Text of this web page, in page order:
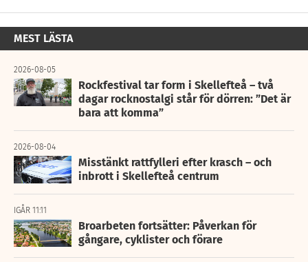
MEST LÄSTA
2026-08-05
Rockfestival tar form i Skellefteå – två
dagar rocknostalgi står för dörren: ”Det är
bara att komma”
2026-08-04
Misstänkt rattfylleri efter krasch – och
inbrott i Skellefteå centrum
IGÅR 11:11
Broarbeten fortsätter: Påverkan för
gångare, cyklister och förare